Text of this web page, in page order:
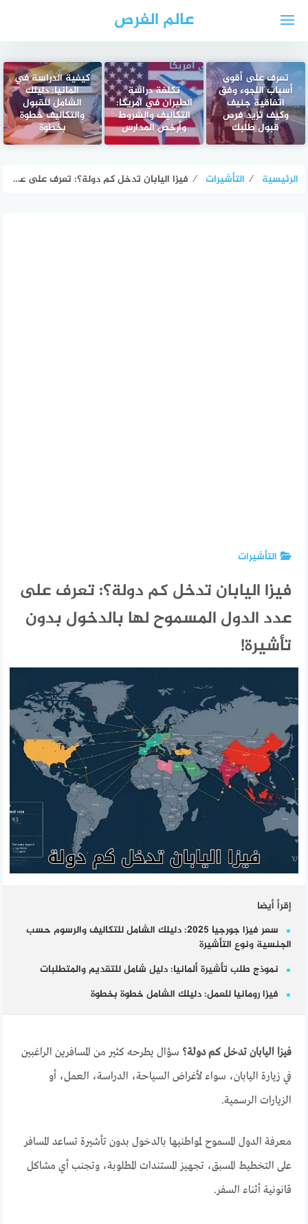
عالم الفرص
تعرف على أقوى
أسباب اللجوء وفق
اتفاقية جنيف
وكيف تزيد فرص
قبول طلبك
تكلفة دراسة
الطيران في امريكا:
التكاليف والشروط
وأرخص المدارس
كيفية الدراسة في
المانيا: دليلك
الشامل للقبول
والتكاليف خطوة
بخطوة
الرئيسية ⁄ التأشيرات ⁄ فيزا اليابان تدخل كم دولة؟: تعرف على عدد الدول المسموح لها بالدخول بدون تأشيرة!
التأشيرات
فيزا اليابان تدخل كم دولة؟: تعرف على
عدد الدول المسموح لها بالدخول بدون
تأشيرة!
إقرأ أيضا
سعر فيزا جورجيا 2025: دليلك الشامل للتكاليف والرسوم حسب
الجنسية ونوع التأشيرة
نموذج طلب تأشيرة ألمانيا: دليل شامل للتقديم والمتطلبات
فيزا رومانيا للعمل: دليلك الشامل خطوة بخطوة
فيزا اليابان تدخل كم دولة؟ سؤال يطرحه كثير من المسافرين الراغبين
في زيارة اليابان، سواء لأغراض السياحة، الدراسة، العمل، أو
الزيارات الرسمية.
معرفة الدول المسموح لمواطنيها بالدخول بدون تأشيرة تساعد المسافر
على التخطيط المسبق، تجهيز المستندات المطلوبة، وتجنب أي مشاكل
قانونية أثناء السفر.